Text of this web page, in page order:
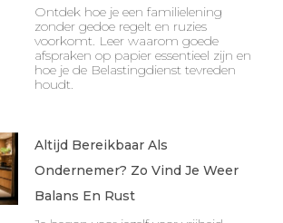
Ontdek hoe je een familielening
zonder gedoe regelt en ruzies
voorkomt. Leer waarom goede
afspraken op papier essentieel zijn en
hoe je de Belastingdienst tevreden
houdt.
Altijd Bereikbaar Als
Ondernemer? Zo Vind Je Weer
Balans En Rust